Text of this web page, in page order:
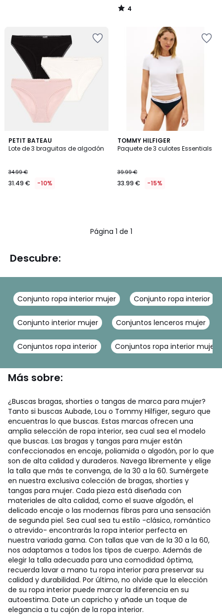
4
/
PETIT BATEAU
Lote de 3 braguitas de algodón
34.99 €
31.49 € -10%
TOMMY HILFIGER
Paquete de 3 culotes Essentials
39.99 €
33.99 € -15%
Página 1 de 1
Descubre:
Conjunto ropa interior mujer Conjunto ropa interior
Conjunto interior mujer Conjuntos lenceros mujer
Conjuntos ropa interior Conjuntos ropa interior mujer
Más sobre:
¿Buscas bragas, shorties o tangas de marca para mujer?
Tanto si buscas Aubade, Lou o Tommy Hilfiger, seguro que
encuentras lo que buscas. Estas marcas ofrecen una
amplia selección de ropa interior, sea cual sea el modelo
que buscas. Las bragas y tangas para mujer están
confeccionados en encaje, poliamida o algodón, por lo que
son de alta calidad y duraderos. Navega libremente y elige
la talla que más te convenga, de la 30 a la 60. Sumérgete
en nuestra exclusiva colección de bragas, shorties y
tangas para mujer. Cada pieza está diseñada con
materiales de alta calidad, como el suave algodón, el
delicado encaje o las modernas fibras para una sensación
de segunda piel. Sea cual sea tu estilo -clásico, romántico
o atrevido- encontrarás la ropa interior perfecta en
nuestra variada gama. Con tallas que van de la 30 a la 60,
nos adaptamos a todos los tipos de cuerpo. Además de
elegir la talla adecuada para una comodidad óptima,
recuerda lavar a mano tu ropa interior para preservar su
calidad y durabilidad. Por último, no olvide que la elección
de su ropa interior puede marcar la diferencia en su
autoestima. Date un capricho y añade un toque de
elegancia a tu cajón de la ropa interior.